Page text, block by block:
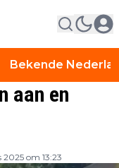
Bekende
aan en
om 13:23